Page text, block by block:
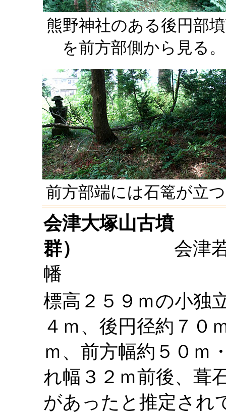
熊野神社のある後円部
を前方部側から見る。
前方部端には石篭が立
会津大塚山古墳（
群）
会津若松
標高２５９ｍの小独
４ｍ、後円径約７０
ｍ、前方幅約５０ｍ
れ幅３２ｍ前後、葺
があったと推定され